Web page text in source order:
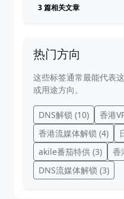
3 篇相关文章
热门方向
这些标签通常最能代表
或用途方向。
DNS解锁 (10) 香港
香港流媒体解锁 (4)
akile番茄特供 (3) 香
DNS流媒体解锁 (3)